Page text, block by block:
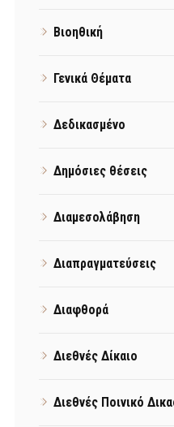
Βιοηθική
Γενικά Θέματα
Δεδικασμένο
Δημόσιες θέσεις
Διαμεσολάβηση
Διαπραγματεύσεις
Διαφθορά
Διεθνές Δίκαιο
Διεθνές Ποινικό